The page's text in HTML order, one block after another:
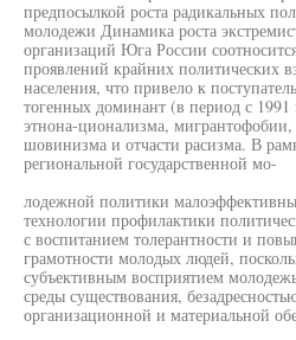
предпосылкой роста радикальных
молодежи Динамика роста
организаций Юга России
проявлений крайних политических
населения, что привело к
тогенных доминант (в период с 1991
этнона-ционализма, мигрантофобии,
шовинизма и отчасти расизма. В
региональной государственной мо-
лодежной политики
технологии профилактики
с воспитанием толерантности и
грамотности молодых людей,
субъективным восприятием
среды существования,
организационной и материальной